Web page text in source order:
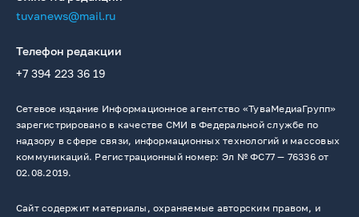
tuvanews@mail.ru
Телефон редакции
+7 394 223 36 19
Сетевое издание Информационное агентство «ТуваМедиаГрупп»
зарегистрировано в качестве СМИ в Федеральной службе по
надзору в сфере связи, информационных технологий и массовых
коммуникаций. Регистрационный номер: Эл № ФС77 — 76336 от
02.08.2019.
Сайт содержит материалы, охраняемые авторским правом, и